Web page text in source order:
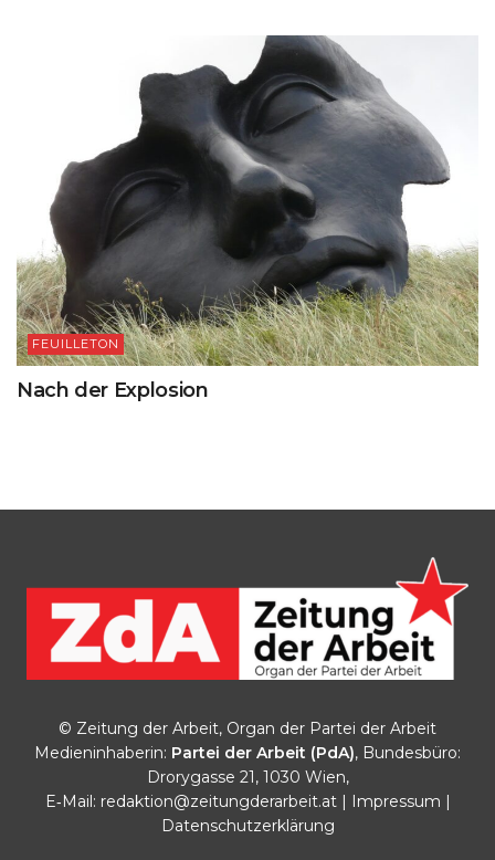
FEUILLETON
Nach der Explosion
© Zeitung der Arbeit, Organ der Partei der Arbeit
Medieninhaberin: Partei der Arbeit (PdA), Bundesbüro:
Drorygasse 21, 1030 Wien,
E‑Mail: redaktion@zeitungderarbeit.at| Impressum |
Datenschutzerklärung